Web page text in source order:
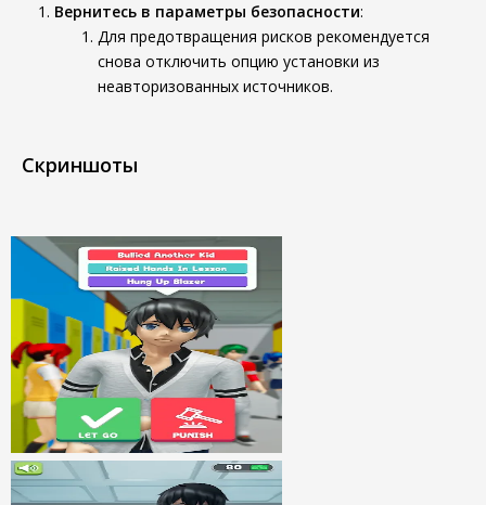
Вернитесь в параметры безопасности:
Для предотвращения рисков рекомендуется
снова отключить опцию установки из
неавторизованных источников.
Скриншоты